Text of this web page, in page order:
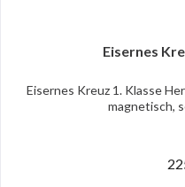
Eisernes
Eisernes Kreuz 1. Klasse
magnetisch,